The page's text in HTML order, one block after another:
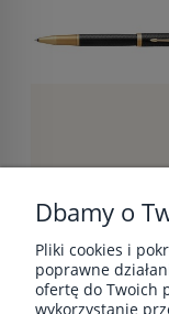
Dbamy o
Pliki cookies i
poprawne
ofertę do Twoich
wykorzystanie